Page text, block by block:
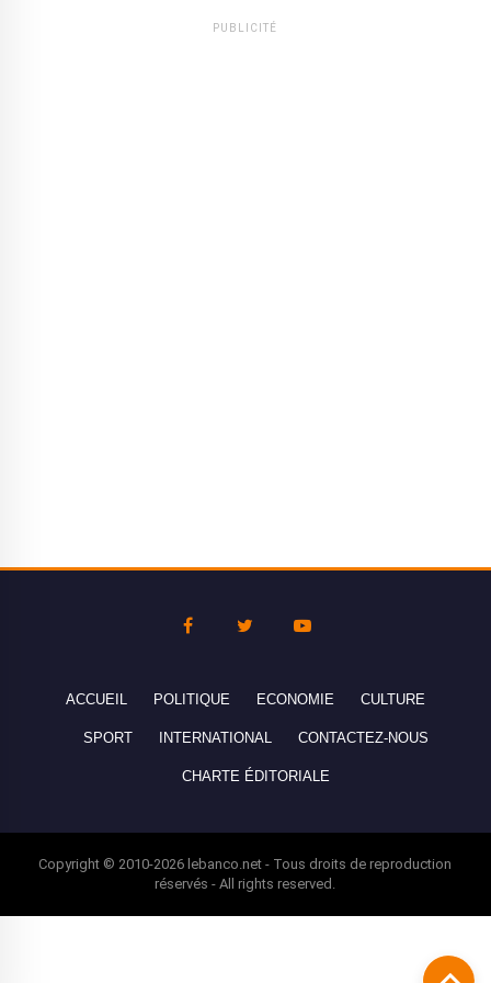
PUBLICITÉ
ACCUEIL POLITIQUE ECONOMIE CULTURE
SPORT INTERNATIONAL CONTACTEZ-NOUS
CHARTE ÉDITORIALE
Copyright © 2010-2026 lebanco.net - Tous droits de reproduction
réservés - All rights reserved.